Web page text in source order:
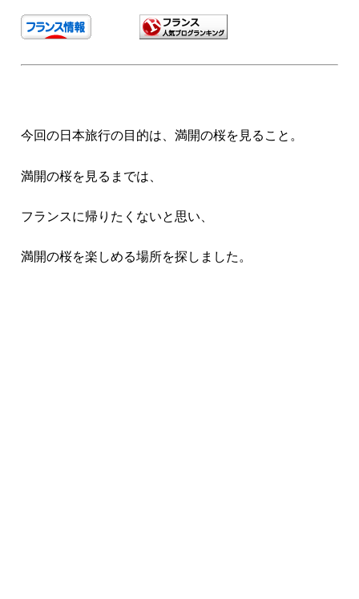
今回の日本旅行の目的は、満開の桜を見ること。
満開の桜を見るまでは、
フランスに帰りたくないと思い、
満開の桜を楽しめる場所を探しました。